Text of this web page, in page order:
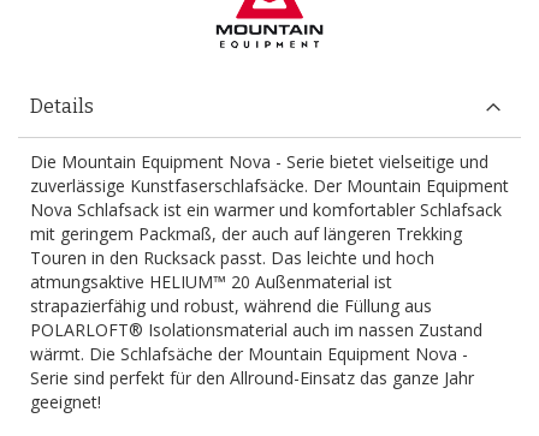
Details
Die Mountain Equipment Nova - Serie bietet vielseitige und
zuverlässige Kunstfaserschlafsäcke. Der Mountain Equipment
Nova Schlafsack ist ein warmer und komfortabler Schlafsack
mit geringem Packmaß, der auch auf längeren Trekking
Touren in den Rucksack passt. Das leichte und hoch
atmungsaktive HELIUM™ 20 Außenmaterial ist
strapazierfähig und robust, während die Füllung aus
POLARLOFT® Isolationsmaterial auch im nassen Zustand
wärmt. Die Schlafsäche der Mountain Equipment Nova -
Serie sind perfekt für den Allround-Einsatz das ganze Jahr
geeignet!